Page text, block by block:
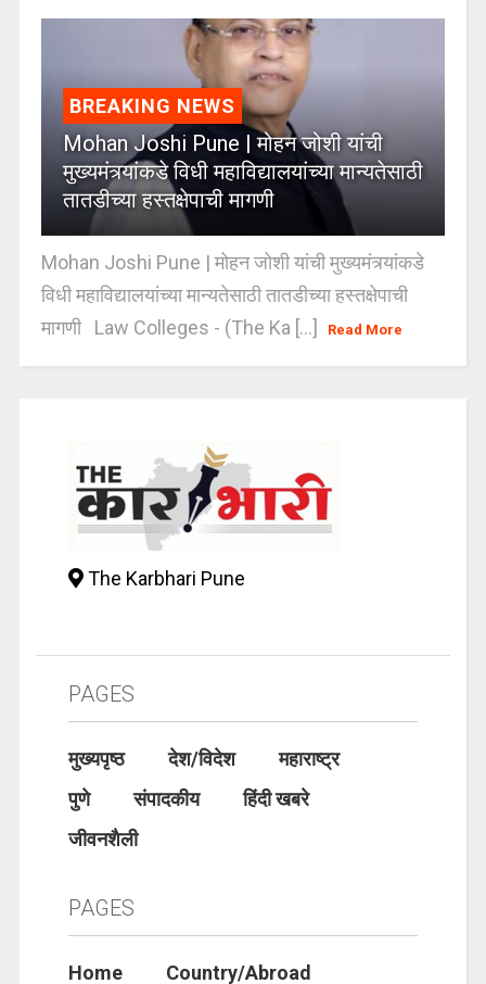
BREAKING NEWS
Mohan Joshi Pune | मोहन जोशी यांची
मुख्यमंत्र्यांकडे विधी महाविद्यालयांच्या मान्यतेसाठी
तातडीच्या हस्तक्षेपाची मागणी
Mohan Joshi Pune | मोहन जोशी यांची मुख्यमंत्र्यांकडे
विधी महाविद्यालयांच्या मान्यतेसाठी तातडीच्या हस्तक्षेपाची
मागणी Law Colleges - (The Ka [...]
Read More
The Karbhari Pune
PAGES
मुख्यपृष्ठ देश/विदेश
महाराष्ट्र
पुणे
संपादकीय
हिंदी खबरे
जीवनशैली
PAGES
Home Country/Abroad